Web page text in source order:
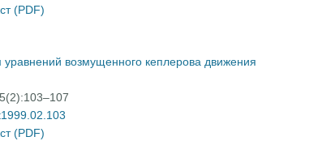
(PDF)
возмущенного кеплерова движения
(PDF)